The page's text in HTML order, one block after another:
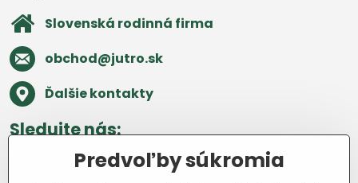
Slovenská rodinná firma
obchod​@jutro​.sk
Ďalšie kontakty
Sledujte nás:
Facebook Pinterest Instagram Blog
Predvoľby súkromia